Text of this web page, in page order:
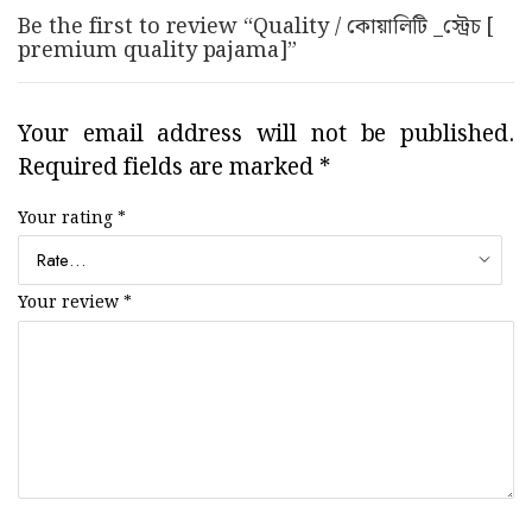
Be the first to review “Quality / কোয়ালিটি _স্ট্রেচ [
premium quality pajama]”
Your email address will not be published.
Required fields are marked*
Your rating*
Your review*